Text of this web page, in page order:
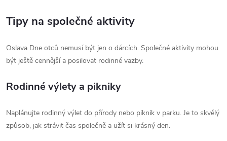
Tipy na společné aktivity
Oslava Dne otců nemusí být jen o dárcích. Společné aktivity mohou
být ještě cennější a posilovat rodinné vazby.
Rodinné výlety a pikniky
Naplánujte rodinný výlet do přírody nebo piknik v parku. Je to skvělý
způsob, jak strávit čas společně a užít si krásný den.